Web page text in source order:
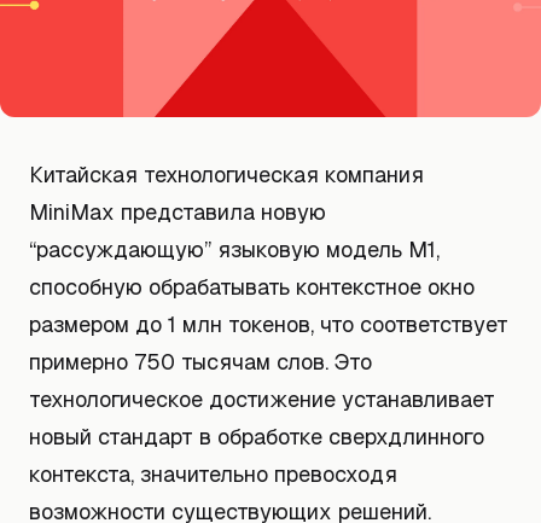
Китайская технологическая компания
MiniMax представила новую
“рассуждающую” языковую модель M1,
способную обрабатывать контекстное окно
размером до 1 млн токенов, что соответствует
примерно 750 тысячам слов. Это
технологическое достижение устанавливает
новый стандарт в обработке сверхдлинного
контекста, значительно превосходя
возможности существующих решений.